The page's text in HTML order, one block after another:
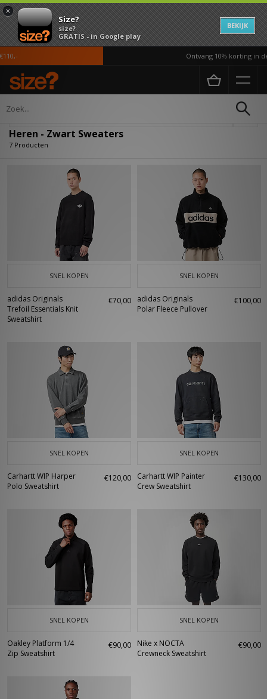
×
Size?
size?
GRATIS - in Google play
BEKIJK
Ontvang 10% korting in de
Home Heren
Heren - Zwart Sweaters
7 Producten
SNEL KOPEN
adidas Originals
Trefoil Essentials Knit
Sweatshirt
€70,00
SNEL KOPEN
adidas Originals
Polar Fleece Pullover
€100,00
SNEL KOPEN
Carhartt WIP Harper
Polo Sweatshirt
€120,00
SNEL KOPEN
Carhartt WIP Painter
Crew Sweatshirt
€130,00
SNEL KOPEN
Oakley Platform 1/4
Zip Sweatshirt
€90,00
SNEL KOPEN
Nike x NOCTA
Crewneck Sweatshirt
€90,00